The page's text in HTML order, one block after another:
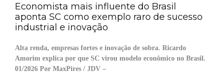
Economista mais influente do Brasil
aponta SC como exemplo raro de sucesso
industrial e inovação
Alta renda, empresas fortes e inovação de sobra. Ricardo
Amorim explica por que SC virou modelo econômico no Brasil.
01/2026 Por MaxPires / JDV –